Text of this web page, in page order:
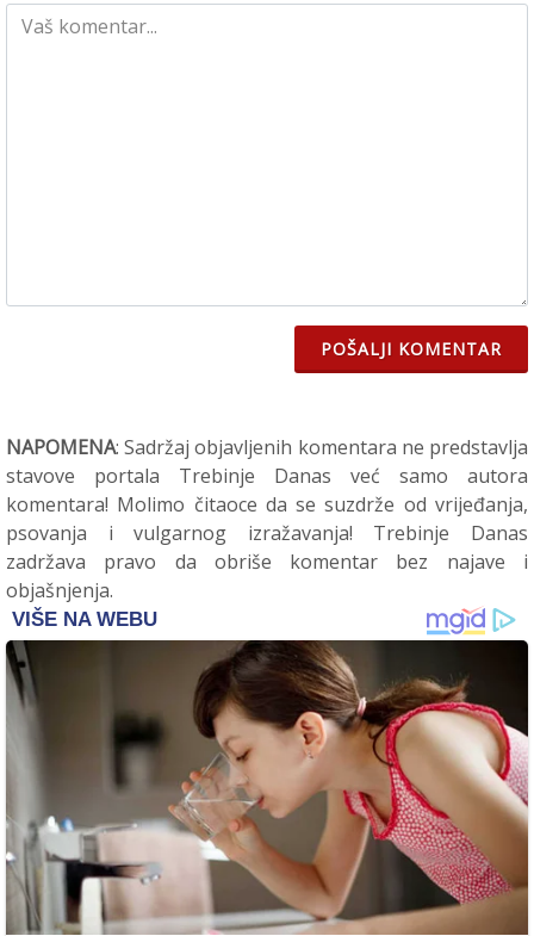
POŠALJI KOMENTAR
NAPOMENA: Sadržaj objavljenih komentara ne predstavlja
stavove portala Trebinje Danas već samo autora
komentara! Molimo čitaoce da se suzdrže od vrijeđanja,
psovanja i vulgarnog izražavanja! Trebinje Danas
zadržava pravo da obriše komentar bez najave i
objašnjenja.